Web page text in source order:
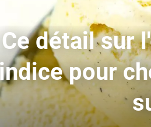
Ce détail sur
pour